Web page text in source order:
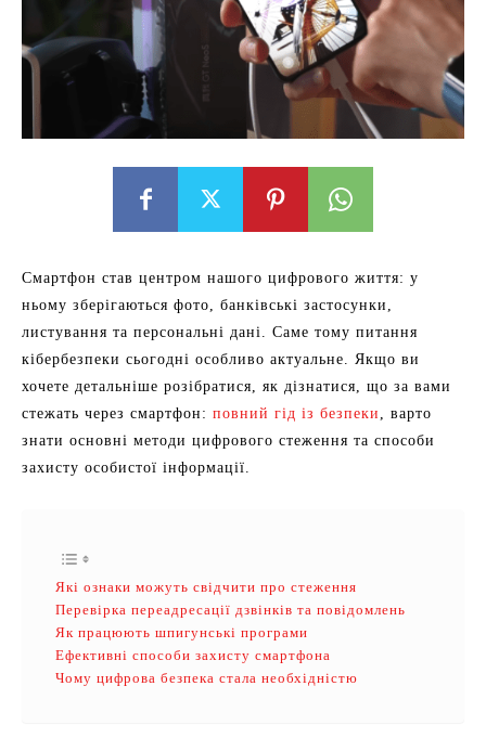
Смартфон став центром нашого цифрового життя: у
ньому зберігаються фото, банківські застосунки,
листування та персональні дані. Саме тому питання
кібербезпеки сьогодні особливо актуальне. Якщо ви
хочете детальніше розібратися, як дізнатися, що за вами
стежать через смартфон: повний гід із безпеки , варто
знати основні методи цифрового стеження та способи
захисту особистої інформації.
Які ознаки можуть свідчити про стеження
Перевірка переадресації дзвінків та повідомлень
Як працюють шпигунські програми
Ефективні способи захисту смартфона
Чому цифрова безпека стала необхідністю